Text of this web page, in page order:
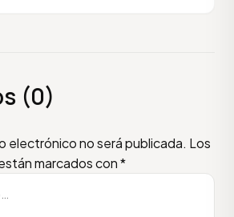
(0)
electrónico no será publicada. Los
marcados con*